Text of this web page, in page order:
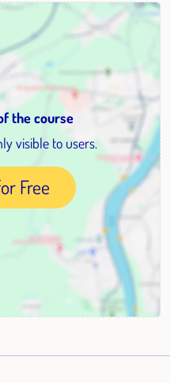
the course
visible to users.
Free